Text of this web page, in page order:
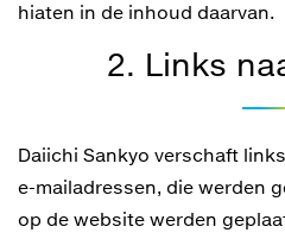
hiaten in de inhoud daarvan.
2. Links
Daiichi Sankyo verschaft
e-mailadressen, die werden
op de website werden